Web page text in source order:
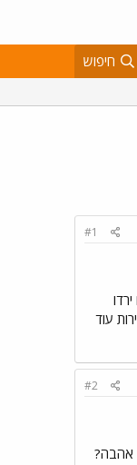
חיפוש
#1
עוד
#2
אהבה?